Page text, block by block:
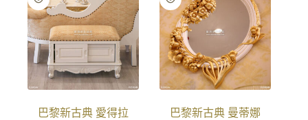
巴黎新古典 愛得拉
巴黎新古典 曼蒂娜